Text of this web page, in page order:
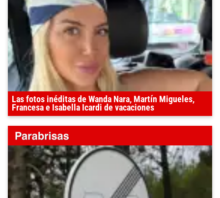
Las fotos inéditas de Wanda Nara, Martín Migueles,
Francesa e Isabella Icardi de vacaciones